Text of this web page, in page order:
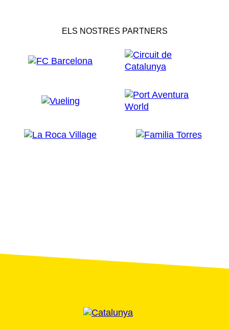
ELS NOSTRES PARTNERS